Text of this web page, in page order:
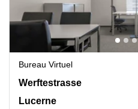
Bureau Virtuel
Werftestrasse 4, Lucerne
Werftestrasse
Lucerne